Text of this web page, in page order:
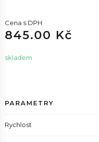
Cena s DPH
845.00 Kč
skladem
PARAMETRY
Rychlost